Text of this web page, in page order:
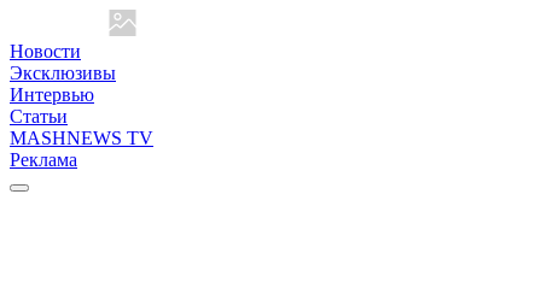
Новости
Эксклюзивы
Интервью
Статьи
MASHNEWS TV
Реклама